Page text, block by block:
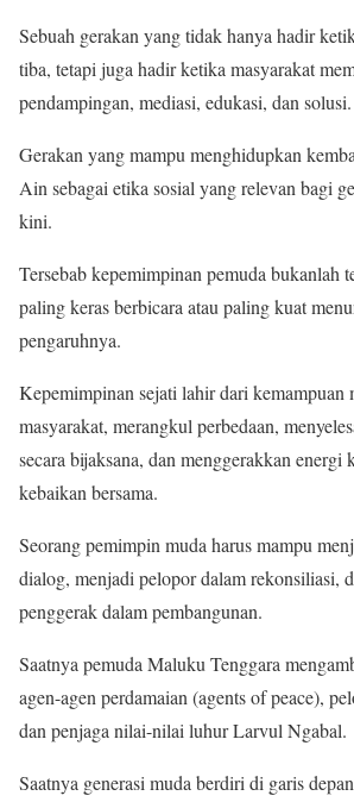
Sebuah gerakan yang tidak hanya hadir
tiba, tetapi juga hadir ketika masyarakat
pendampingan, mediasi, edukasi, dan solusi.
Gerakan yang mampu menghidupkan
Ain sebagai etika sosial yang relevan bagi
kini.
Tersebab kepemimpinan pemuda bukanlah
paling keras berbicara atau paling kuat
pengaruhnya.
Kepemimpinan sejati lahir dari kemampuan
masyarakat, merangkul perbedaan,
secara bijaksana, dan menggerakkan
kebaikan bersama.
Seorang pemimpin muda harus mampu
dialog, menjadi pelopor dalam rekonsiliasi,
penggerak dalam pembangunan.
Saatnya pemuda Maluku Tenggara
agen-agen perdamaian (agents of peace),
dan penjaga nilai-nilai luhur Larvul Ngabal.
Saatnya generasi muda berdiri di garis